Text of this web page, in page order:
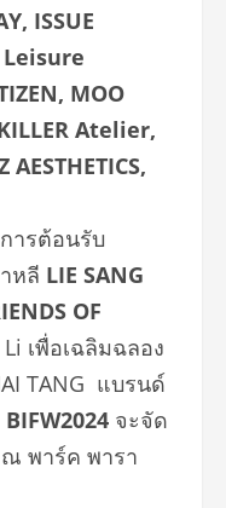
ISSUE
MOO
Atelier,
AESTHETICS,
ารต้อนรับ
หลี LIE SANG
OF
เพื่อเฉลิมฉลอง
TANG แบรนด์
BIFW2024 จะจัด
ณ พาร์ค พารา